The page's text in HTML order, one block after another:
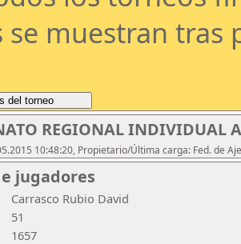
se muestran tras
REGIONAL INDIVIDUAL
10:48:20, Propietario/Última carga: Fed. de
jugadores
Carrasco Rubio David
51
1657